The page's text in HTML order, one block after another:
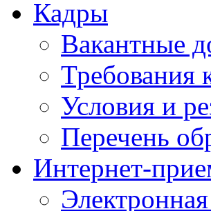
Кадры
Вакантные
Требования
Условия и
Перечень
Интернет-